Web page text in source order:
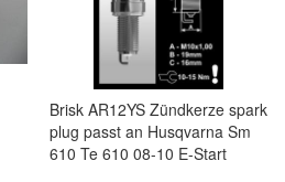
Brisk AR12YS Zündkerze spark
plug passt an Husqvarna Sm
610 Te 610 08-10 E-Start